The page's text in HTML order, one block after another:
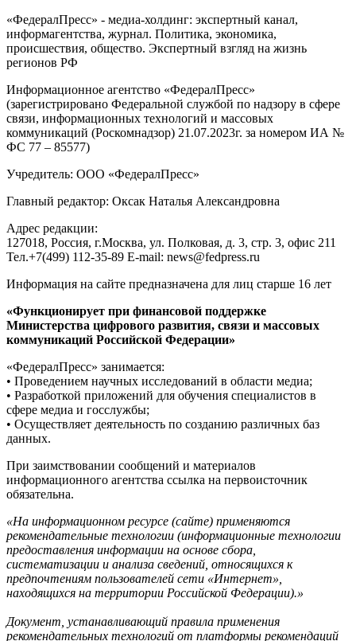
«ФедералПресс» - медиа-холдинг: экспертный канал,
информагентства, журнал. Политика, экономика,
происшествия, общество. Экспертный взгляд на жизнь
регионов РФ
Информационное агентство «ФедералПресс»
(зарегистрировано Федеральной службой по надзору в сфере
связи, информационных технологий и массовых
коммуникаций (Роскомнадзор) 21.07.2023г. за номером ИА №
ФС 77 – 85577)
Учредитель: ООО «ФедералПресс»
Главный редактор: Оксак Наталья Александровна
Адрес редакции:
127018, Россия, г.Москва, ул. Полковая, д. 3, стр. 3, офис 211
Тел.+7(499) 112-35-89 E-mail: news@fedpress.ru
Информация на сайте предназначена для лиц старше 16 лет
«Функционирует при финансовой поддержке
Министерства цифрового развития, связи и массовых
коммуникаций Российской Федерации»
«ФедералПресс» занимается:
• Проведением научных исследований в области медиа;
• Разработкой приложений для обучения специалистов в
сфере медиа и госслужбы;
• Осуществляет деятельность по созданию различных баз
данных.
При заимствовании сообщений и материалов
информационного агентства ссылка на первоисточник
обязательна.
«На информационном ресурсе (сайте) применяются
рекомендательные технологии (информационные технологии
предоставления информации на основе сбора,
систематизации и анализа сведений, относящихся к
предпочтениям пользователей сети «Интернет»,
находящихся на территории Российской Федерации).»
Документ, устанавливающий правила применения
рекомендательных технологий от платформы рекомендаций